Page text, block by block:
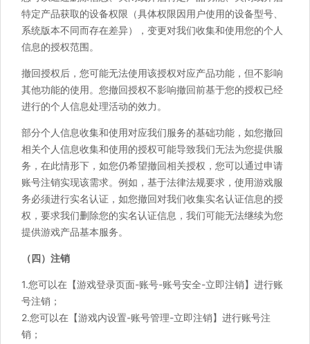
特定产品获取的设备权限（具体权限因用户使用的设备型号、
系统版本不同而存在差异），变更对我们收集和使用您的个人
信息的授权范围。
撤回授权后，您可能无法使用该授权对应产品功能，但不影响
其他功能的使用。您撤回授权不影响撤回前基于您的授权已经
进行的个人信息处理活动的效力。
部分个人信息收集和使用对应我们服务的基础功能，如您撤回
相关个人信息收集和使用的授权可能导致我们无法为您提供服
务，在此情形下，如您仍希望撤回相关授权，您可以通过申请
账号注销实现该需求。例如，基于法律法规要求，使用游戏服
务必须进行实名认证，如您撤回对我们收集实名认证信息的授
权，要求我们删除您的实名认证信息，我们可能无法继续为您
提供游戏产品基本服务。
（四）注销
1.您可以在【游戏登录页面-账号-账号安全-立即注销】进行账
号注销；
2.您可以在【游戏内设置-账号管理-立即注销】进行账号注
销；